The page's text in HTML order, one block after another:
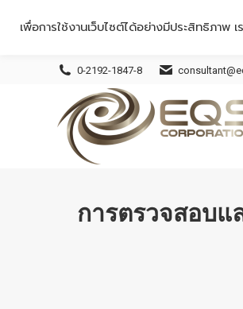
0-2192-1847-8
การตรวจสอบแ
เพื่อการใช้งานเว็บไซต์ได้อย่างมีประสิทธิภาพ